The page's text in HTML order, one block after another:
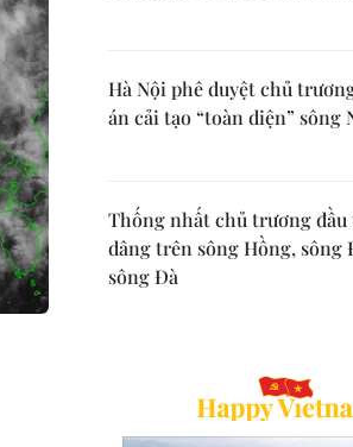
Hà Nội phê duyệt chủ
án cải tạo “toàn diện” sông
Thống nhất chủ trương đầu
dâng trên sông Hồng, sông
sông Đà